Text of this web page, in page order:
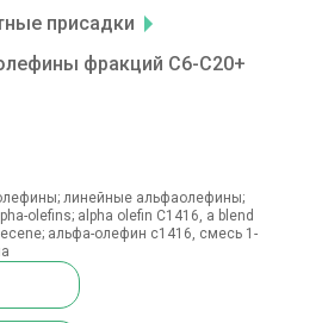
присадки
фракций С6-С20+
линейные альфаолефины;
olefins; аlpha оlefin C1416, a blend
альфа-олефин с1416, смесь 1-